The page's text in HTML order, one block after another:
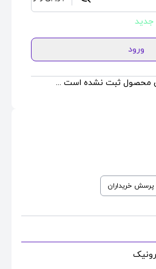
جدید
ورود
محصول ثبت نشده است ...
پرسش خریداران